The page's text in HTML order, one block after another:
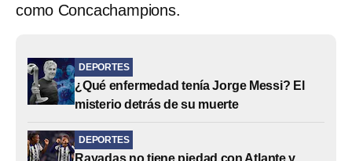
como Concachampions.
DEPORTES
¿Qué enfermedad tenía Jorge Messi? El
misterio detrás de su muerte
DEPORTES
Rayadas no tiene piedad con Atlante y